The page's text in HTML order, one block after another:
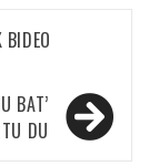
BAT’
DU